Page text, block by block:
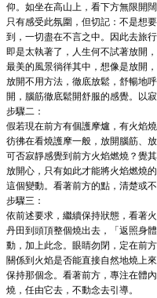
仰。如坐在高山上，看下方無限開
只有感受此氛圍，但切記：不是想
到，一切盡在不言之中。因此去旅
即是太執著了，人生何不試著放開
最美的風景徜徉其中，想像是放開
放開不用方法，徹底放鬆，舒暢地
開，腦筋徹底鬆開舒服的感覺。以寂
步驟二：
假若現在前方有個護摩爐，有火焰
彷彿在看燒護摩一般，放開腦筋、放
可否寂靜感覺到前方火焰燃燒？覺
放開心，只有如此才能將火焰燃燒
這個變動。看著前方的點，清楚或不
步驟三：
依前述要求，繼續保持狀態，看著
丹田到頭頂整個燒出去，「返照身
動，加上此念。眼睛勿閉，定在前
關係到火焰是否能直接自然地燒上
保持那個念。看著前方，專注在體
燒，任由它去，不動念去引導。